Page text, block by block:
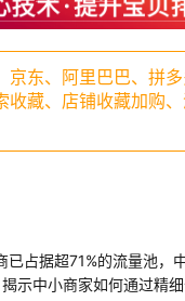
京东、阿里巴巴、拼
藏、店铺收藏加购
占据超71%的流量池，
示中小商家如何通过精细